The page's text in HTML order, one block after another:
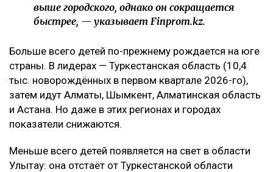
выше городского, однако он сокращается
быстрее, — указывает Finprom.kz.
Больше всего детей по-прежнему рождается на юге
страны. В лидерах — Туркестанская область (10,4
тыс. новорождённых в первом квартале 2026-го),
затем идут Алматы, Шымкент, Алматинская область
и Астана. Но даже в этих регионах и городах
показатели снижаются.
Меньше всего детей появляется на свет в области
Улытау: она отстаёт от Туркестанской области